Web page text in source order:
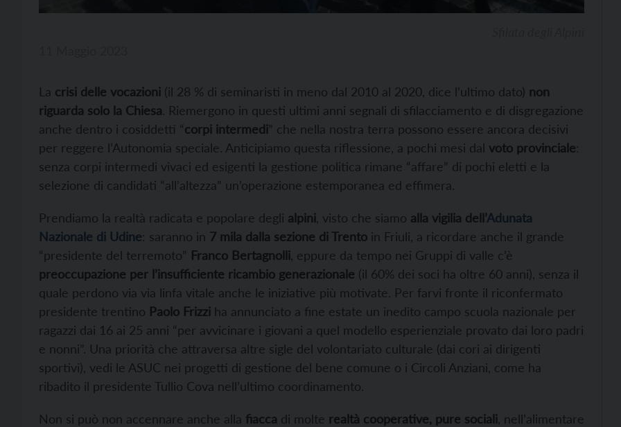
La crisi delle vocazioni (il 28 % di seminaristi in meno dal 2010 al 2020, dice l’ultimo dato) non
riguarda solo la Chiesa. Riemergono in questi ultimi anni segnali di sfilacciamento e di disgregazione
anche dentro i cosiddetti “corpi intermedi” che nella nostra terra possono essere ancora decisivi
per reggere l’Autonomia speciale. Anticipiamo questa riflessione, a pochi mesi dal voto provinciale:
senza corpi intermedi vivaci ed esigenti la gestione politica rimane “affare” di pochi eletti e la
selezione di candidati “all’altezza” un’operazione estemporanea ed effimera.
Prendiamo la realtà radicata e popolare degli alpini , visto che siamo alla vigilia dell’Adunata
Nazionale di Udine: saranno in 7 mila dalla sezione di Trento in Friuli, a ricordare anche il grande
“presidente del terremoto” Franco Bertagnolli , eppure da tempo nei Gruppi di valle c’è
preoccupazione per l’insufficiente ricambio generazionale (il 60% dei soci ha oltre 60 anni), senza il
quale perdono via via linfa vitale anche le iniziative più motivate. Per farvi fronte il riconfermato
presidente trentino Paolo Frizzi ha annunciato a fine estate un inedito campo scuola nazionale per
ragazzi dai 16 ai 25 anni “per avvicinare i giovani a quel modello esperienziale provato dai loro padri
e nonni”. Una priorità che attraversa altre sigle del volontariato culturale (dai cori ai dirigenti
sportivi), vedi le ASUC nei progetti di gestione del bene comune o i Circoli Anziani, come ha
ribadito il presidente Tullio Cova nell’ultimo coordinamento.
Non si può non accennare anche alla fiacca di molte realtà cooperative, pure sociali , nell’alimentare